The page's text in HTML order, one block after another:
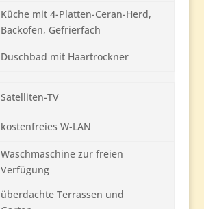
Küche mit 4-Platten-Ceran-Herd,
Backofen, Gefrierfach
Duschbad mit Haartrockner
Satelliten-TV
kostenfreies W-LAN
Waschmaschine zur freien
Verfügung
überdachte Terrassen und